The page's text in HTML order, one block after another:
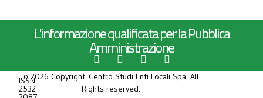
L'informazione qualificata per la Pubblica
Amministrazione
ISSN
2532-
© 2026 Copyright Centro Studi Enti Locali Spa. All
Rights reserved.